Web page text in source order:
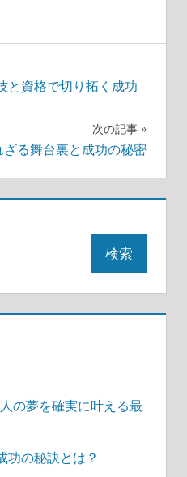
と資格で切り拓く成功
次の記事
る舞台裏と成功の秘密
検索
の夢を確実に叶える最
功の秘訣とは？